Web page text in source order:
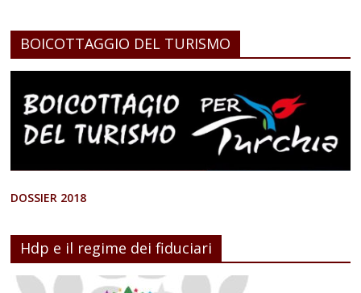
BOICOTTAGGIO DEL TURISMO
DOSSIER 2018
Hdp e il regime dei fiduciari